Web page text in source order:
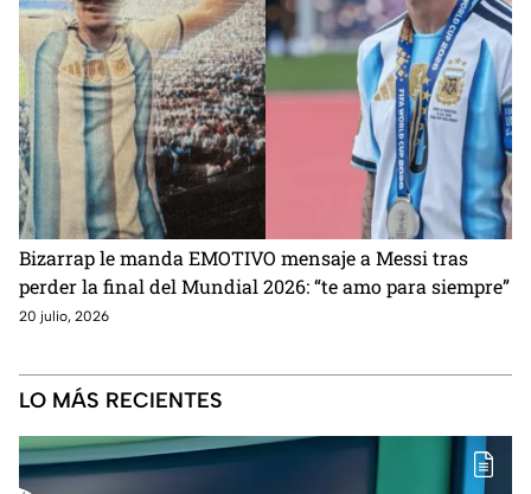
Bizarrap le manda EMOTIVO mensaje a Messi tras
perder la final del Mundial 2026: “te amo para siempre”
20 julio, 2026
LO MÁS RECIENTES